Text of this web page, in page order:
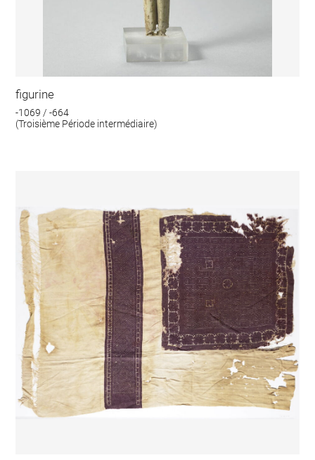
figurine
-1069 / -664
(Troisième Période intermédiaire)